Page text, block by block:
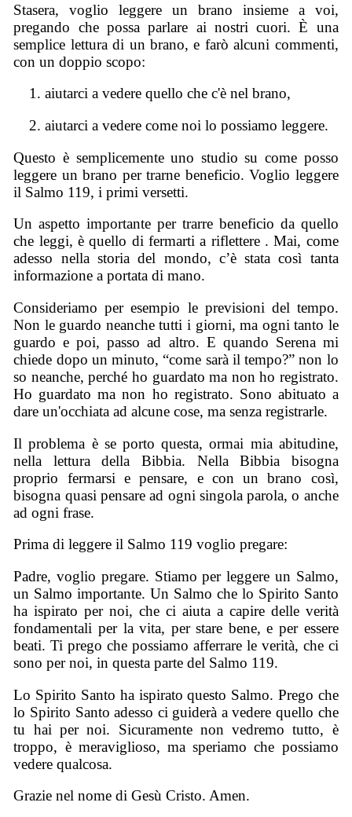
Stasera, voglio leggere un brano insieme a voi,
pregando che possa parlare ai nostri cuori. È una
semplice lettura di un brano, e farò alcuni commenti,
con un doppio scopo:
aiutarci a vedere quello che c'è nel brano,
aiutarci a vedere come noi lo possiamo leggere.
Questo è semplicemente uno studio su come posso
leggere un brano per trarne beneficio. Voglio leggere
il Salmo 119, i primi versetti.
Un aspetto importante per trarre beneficio da quello
che leggi, è quello di fermarti a riflettere . Mai, come
adesso nella storia del mondo, c’è stata così tanta
informazione a portata di mano.
Consideriamo per esempio le previsioni del tempo.
Non le guardo neanche tutti i giorni, ma ogni tanto le
guardo e poi, passo ad altro. E quando Serena mi
chiede dopo un minuto, “come sarà il tempo?” non lo
so neanche, perché ho guardato ma non ho registrato.
Ho guardato ma non ho registrato. Sono abituato a
dare un'occhiata ad alcune cose, ma senza registrarle.
Il problema è se porto questa, ormai mia abitudine,
nella lettura della Bibbia. Nella Bibbia bisogna
proprio fermarsi e pensare, e con un brano così,
bisogna quasi pensare ad ogni singola parola, o anche
ad ogni frase.
Prima di leggere il Salmo 119 voglio pregare:
Padre, voglio pregare. Stiamo per leggere un Salmo,
un Salmo importante. Un Salmo che lo Spirito Santo
ha ispirato per noi, che ci aiuta a capire delle verità
fondamentali per la vita, per stare bene, e per essere
beati. Ti prego che possiamo afferrare le verità, che ci
sono per noi, in questa parte del Salmo 119.
Lo Spirito Santo ha ispirato questo Salmo. Prego che
lo Spirito Santo adesso ci guiderà a vedere quello che
tu hai per noi. Sicuramente non vedremo tutto, è
troppo, è meraviglioso, ma speriamo che possiamo
vedere qualcosa.
Grazie nel nome di Gesù Cristo. Amen.